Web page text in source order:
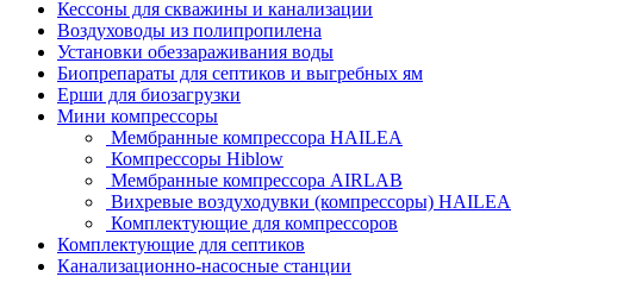
Кессоны для скважины и канализации
Воздуховоды из полипропилена
Установки обеззараживания воды
Биопрепараты для септиков и выгребных ям
Ерши для биозагрузки
Мини компрессоры
Мембранные компрессора HAILEA
Компрессоры Hiblow
Мембранные компрессора AIRLAB
Вихревые воздуходувки (компрессоры) HAILEA
Комплектующие для компрессоров
Комплектующие для септиков
Канализационно-насосные станции